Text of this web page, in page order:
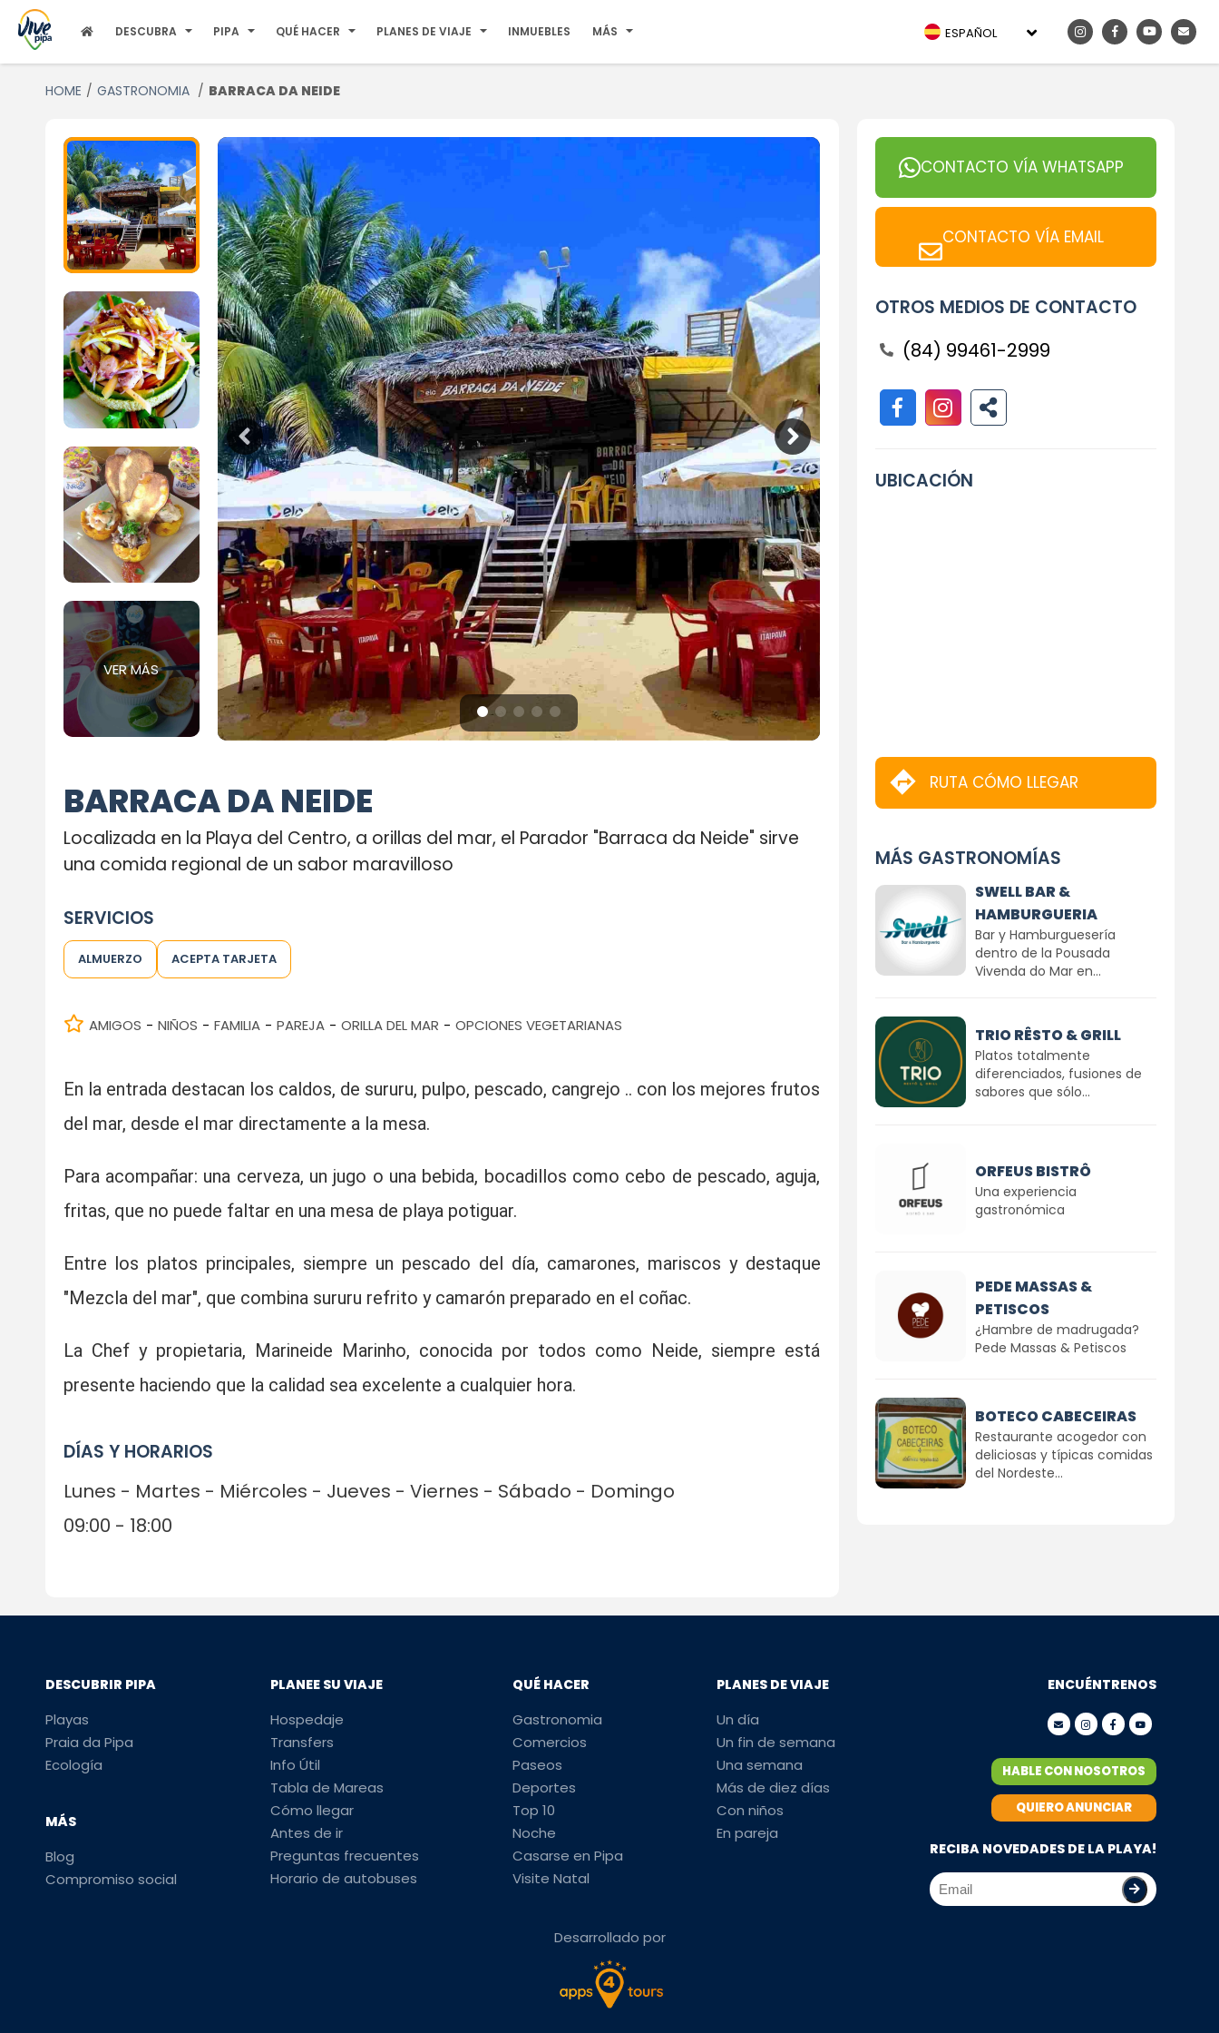
DESCUBRA PIPA QUÉ HACER PLANES DE VIAJE INMUEBLES MÁS ESPAÑOL
HOME GASTRONOMIA BARRACA DA NEIDE
VER MÁS
BARRACA DA NEIDE
Localizada en la Playa del Centro, a orillas del mar, el Parador "Barraca da Neide" sirve
una comida regional de un sabor maravilloso
SERVICIOS
ALMUERZO ACEPTA TARJETA
AMIGOS - NIÑOS - FAMILIA - PAREJA - ORILLA DEL MAR - OPCIONES VEGETARIANAS
En la entrada destacan los caldos, de sururu, pulpo, pescado, cangrejo .. con los mejores frutos
del mar, desde el mar directamente a la mesa.
Para acompañar: una cerveza, un jugo o una bebida, bocadillos como cebo de pescado, aguja,
fritas, que no puede faltar en una mesa de playa potiguar.
Entre los platos principales, siempre un pescado del día, camarones, mariscos y destaque
"Mezcla del mar", que combina sururu refrito y camarón preparado en el coñac.
La Chef y propietaria, Marineide Marinho, conocida por todos como Neide, siempre está
presente haciendo que la calidad sea excelente a cualquier hora.
DÍAS Y HORARIOS
Lunes - Martes - Miércoles - Jueves - Viernes - Sábado - Domingo
09:00 - 18:00
CONTACTO VÍA WHATSAPP
CONTACTO VÍA EMAIL
OTROS MEDIOS DE CONTACTO
(84) 99461-2999
UBICACIÓN
RUTA CÓMO LLEGAR
MÁS GASTRONOMÍAS
SWELL BAR &
HAMBURGUERIA
Bar y Hamburguesería
dentro de la Pousada
Vivenda do Mar en...
TRIO RÊSTO & GRILL
Platos totalmente
diferenciados, fusiones de
sabores que sólo...
ORFEUS BISTRÔ
Una experiencia
gastronómica
PEDE MASSAS &
PETISCOS
¿Hambre de madrugada?
Pede Massas & Petiscos
BOTECO CABECEIRAS
Restaurante acogedor con
deliciosas y típicas comidas
del Nordeste...
DESCUBRIR PIPA
Playas
Praia da Pipa
Ecología
MÁS
Blog
Compromiso social
PLANEE SU VIAJE
Hospedaje
Transfers
Info Útil
Tabla de Mareas
Cómo llegar
Antes de ir
Preguntas frecuentes
Horario de autobuses
QUÉ HACER
Gastronomia
Comercios
Paseos
Deportes
Top 10
Noche
Casarse en Pipa
Visite Natal
PLANES DE VIAJE
Un día
Un fin de semana
Una semana
Más de diez días
Con niños
En pareja
ENCUÉNTRENOS
HABLE CON NOSOTROS
QUIERO ANUNCIAR
RECIBA NOVEDADES DE LA PLAYA!
Desarrollado por